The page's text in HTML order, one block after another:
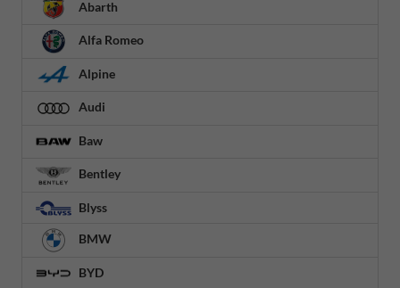
Abarth
Alfa Romeo
Alpine
Audi
Baw
Bentley
Blyss
BMW
BYD